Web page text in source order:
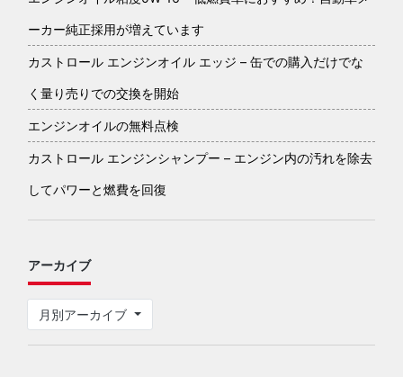
ーカー純正採用が増えています
カストロール エンジンオイル エッジ – 缶での購入だけでな
く量り売りでの交換を開始
エンジンオイルの無料点検
カストロール エンジンシャンプー – エンジン内の汚れを除去
してパワーと燃費を回復
アーカイブ
月別アーカイブ